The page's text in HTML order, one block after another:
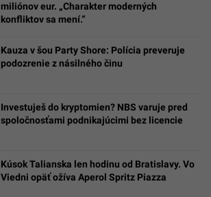
miliónov eur. „Charakter moderných
konfliktov sa mení.“
Kauza v šou Party Shore: Polícia preveruje
podozrenie z násilného činu
Investuješ do kryptomien? NBS varuje pred
spoločnosťami podnikajúcimi bez licencie
Kúsok Talianska len hodinu od Bratislavy. Vo
Viedni opäť ožíva Aperol Spritz Piazza